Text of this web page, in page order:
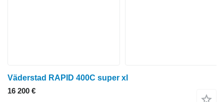
Väderstad RAPID 400C super xl
16 200 €